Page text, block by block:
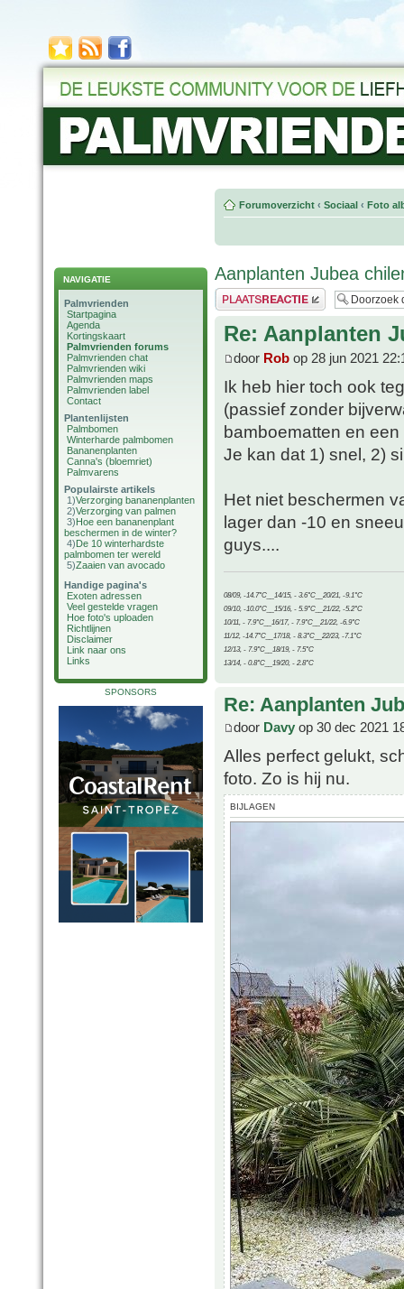
NAVIGATIE
Palmvrienden
Startpagina
Agenda
Kortingskaart
Palmvrienden forums
Palmvrienden chat
Palmvrienden wiki
Palmvrienden maps
Palmvrienden label
Contact
Plantenlijsten
Palmbomen
Winterharde palmbomen
Bananenplanten
Canna's (bloemriet)
Palmvarens
Populairste artikels
1)Verzorging bananenplanten
2)Verzorging van palmen
3)Hoe een bananenplant
beschermen in de winter?
4)De 10 winterhardste
palmbomen ter wereld
5)Zaaien van avocado
Handige pagina's
Exoten adressen
Veel gestelde vragen
Hoe foto's uploaden
Richtlijnen
Disclaimer
Link naar ons
Links
SPONSORS
Forumoverzicht ‹ Sociaal ‹ Foto
Aanplanten Jubea
Plaats een reactie
Re: Aanplanten
door Rob op 28 jun 2021
Ik heb hier toch ook
(passief zonder
bamboematten en
Je kan dat 1) snel, 2)
Het niet beschermen
lager dan -10 en
guys....
08/09, -14.7°C__14/15, - 3.6°C__20/21, -9.1°C
09/10, -10.0°C__15/16, - 5.9°C__21/22, -5.2°C
10/11, - 7.9°C__16/17, - 7.9°C__21/22, -6.9°C
11/12, -14.7°C__17/18, - 8.3°C__22/23, -7.1°C
12/13, - 7.9°C__18/19, - 7.5°C
13/14, - 0.8°C__19/20, - 2.8°C
Re: Aanplanten
door Davy op 30 dec 2021
Alles perfect gelukt,
foto. Zo is hij nu.
BIJLAGEN